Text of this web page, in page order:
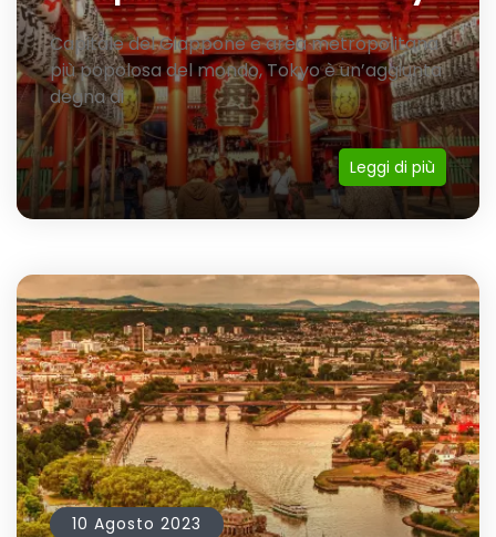
Capitale del Giappone e area metropolitana
più popolosa del mondo, Tokyo è un’aggiunta
degna di
Leggi di più
10 Agosto 2023